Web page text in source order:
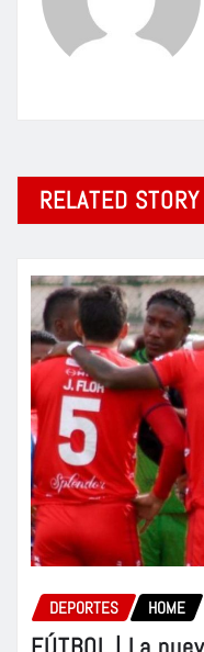
RELATED STORY
DEPORTES HOME